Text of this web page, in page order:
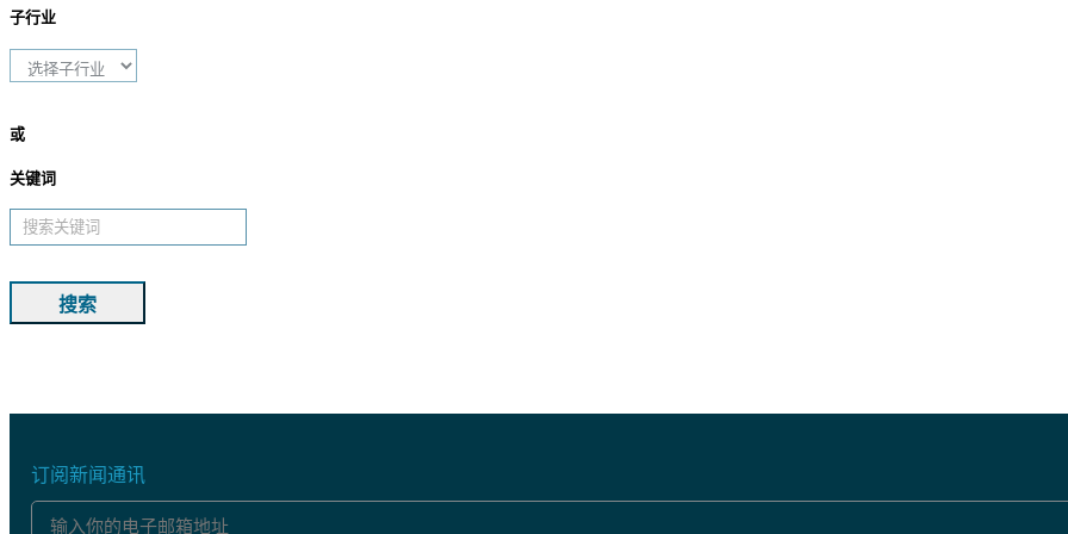
子行业
或
关键词
搜索
订阅新闻通讯